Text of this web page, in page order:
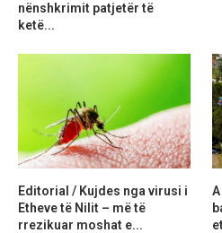
nënshkrimit patjetër të
ketë...
Editorial / Kujdes nga virusi i
Etheve të Nilit – më të
rrezikuar moshat e...